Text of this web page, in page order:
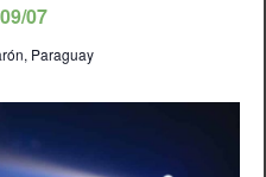
07
Paraguay